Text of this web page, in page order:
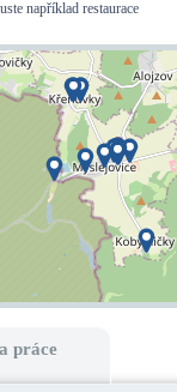
například restaurace
práce